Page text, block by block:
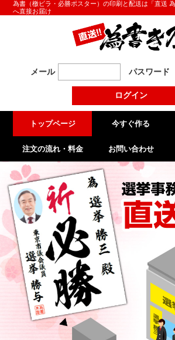
為書（檄ビラ・必勝ポスター）の印刷と配送は「直送
へ直接お届け
メール パスワード
トップページ 今すぐ作る
注文の流れ・料金 お問い合わせ